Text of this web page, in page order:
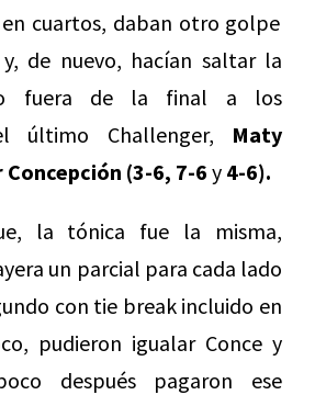
en cuartos, daban otro golpe
de nuevo, hacían saltar la
fuera de la final a los
último Challenger, Maty
Concepción (3-6, 7-6 y 4-6).
la tónica fue la misma,
un parcial para cada lado
con tie break incluido en
pudieron igualar Conce y
después pagaron ese